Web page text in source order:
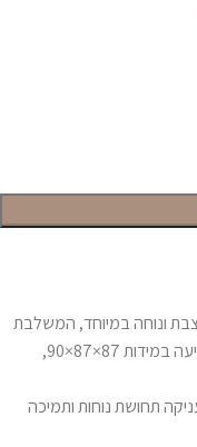
ונוחה במיוחד, המשלבת
מראה אלגנטי עם איכות ייצור גבוהה. הכורסה מגיעה במידות 87×87×90,
תחושת נוחות ותמיכה